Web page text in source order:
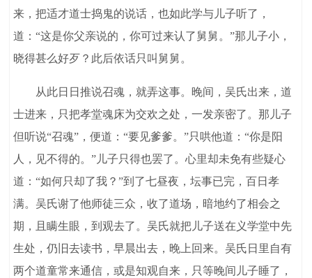
来，把适才道士捣鬼的说话，也如此学与儿子听了，
道：“这是你父亲说的，你可过来认了舅舅。”那儿子小，
晓得甚么好歹？此后依话只叫舅舅。
从此日日推说召魂，就弄这事。晚间，吴氏出来，道
士进来，只把孝堂魂床为交欢之处，一发亲密了。那儿子
但听说“召魂”，便道：“要见爹爹。”只哄他道：“你是阳
人，见不得的。”儿子只得也罢了。心里却未免有些疑心
道：“如何只却了我？”到了七昼夜，坛事已完，百日孝
满。吴氏谢了他师徒三众，收了道场，暗地约了相会之
期，且瞒生眼，到观去了。吴氏就把儿子送在义学堂中先
生处，仍旧去读书，早晨出去，晚上回来。吴氏日里自有
两个道童常来通信，或是知观自来，只等晚间儿子睡了，